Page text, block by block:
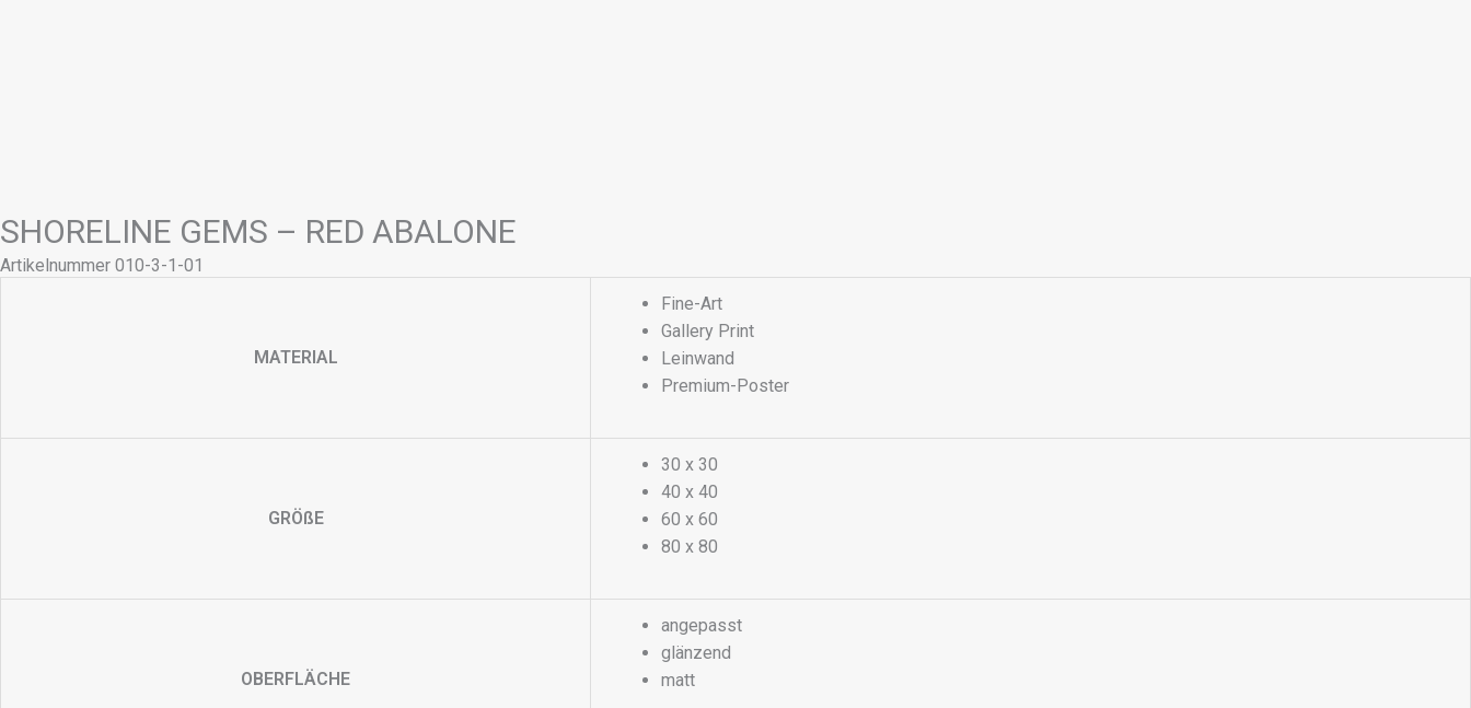
SHORELINE GEMS – RED ABALONE
Artikelnummer 010-3-1-01
MATERIAL
Fine-Art
Gallery Print
Leinwand
Premium-Poster
GRÖßE
30 x 30
40 x 40
60 x 60
80 x 80
OBERFLÄCHE
angepasst
glänzend
matt